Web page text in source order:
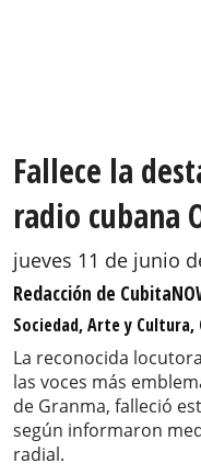
Fallece la
radio cubana
jueves 11 de junio
Redacción de
Sociedad, Arte y Cultura,
La reconocida
las voces más
de Granma, falleció
según informaron
radial.